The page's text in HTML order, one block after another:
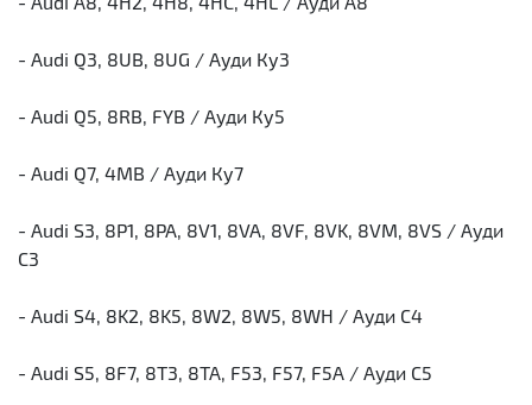
- Audi Q3, 8UB, 8UG / Ауди Ку3
- Audi Q5, 8RB, FYB / Ауди Ку5
- Audi Q7, 4MB / Ауди Ку7
- Audi S3, 8P1, 8PA, 8V1, 8VA, 8VF, 8VK, 8VM, 8VS / Ауди
С3
- Audi S4, 8K2, 8K5, 8W2, 8W5, 8WH / Ауди С4
- Audi S5, 8F7, 8T3, 8TA, F53, F57, F5A / Ауди С5